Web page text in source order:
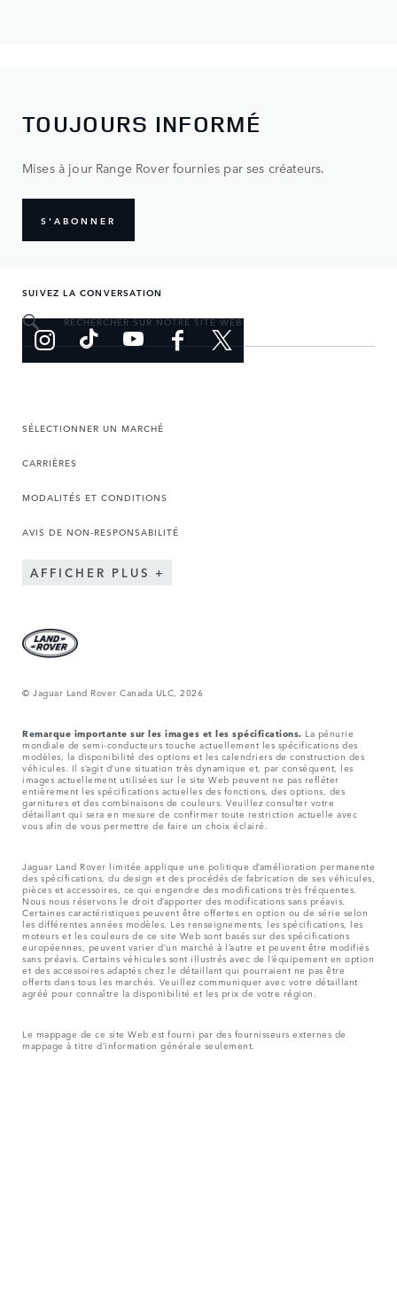
TOUJOURS INFORMÉ
Mises à jour Range Rover fournies par ses créateurs.
S'ABONNER
SUIVEZ LA CONVERSATION
RECHERCHER SUR NOTRE SITE WEB
SÉLECTIONNER UN MARCHÉ
CARRIÈRES
MODALITÉS ET CONDITIONS
AVIS DE NON-RESPONSABILITÉ
AFFICHER PLUS
© Jaguar Land Rover Canada ULC, 2026
Remarque importante sur les images et les spécifications. La pénurie
mondiale de semi-conducteurs touche actuellement les spécifications des
modèles, la disponibilité des options et les calendriers de construction des
véhicules. Il s’agit d’une situation très dynamique et, par conséquent, les
images actuellement utilisées sur le site Web peuvent ne pas refléter
entièrement les spécifications actuelles des fonctions, des options, des
garnitures et des combinaisons de couleurs. Veuillez consulter votre
détaillant qui sera en mesure de confirmer toute restriction actuelle avec
vous afin de vous permettre de faire un choix éclairé.
Jaguar Land Rover limitée applique une politique d’amélioration permanente
des spécifications, du design et des procédés de fabrication de ses véhicules,
pièces et accessoires, ce qui engendre des modifications très fréquentes.
Nous nous réservons le droit d’apporter des modifications sans préavis.
Certaines caractéristiques peuvent être offertes en option ou de série selon
les différentes années modèles. Les renseignements, les spécifications, les
moteurs et les couleurs de ce site Web sont basés sur des spécifications
européennes, peuvent varier d’un marché à l’autre et peuvent être modifiés
sans préavis. Certains véhicules sont illustrés avec de l’équipement en option
et des accessoires adaptés chez le détaillant qui pourraient ne pas être
offerts dans tous les marchés. Veuillez communiquer avec votre détaillant
agréé pour connaître la disponibilité et les prix de votre région.
Le mappage de ce site Web est fourni par des fournisseurs externes de
mappage à titre d’information générale seulement.